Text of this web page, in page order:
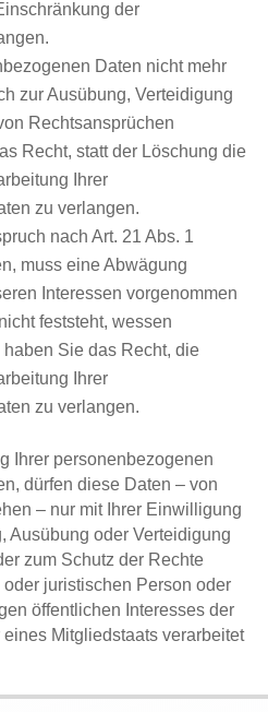
der
Daten nicht mehr
zur Ausübung, Verteidigung
Rechtsansprüchen
Recht, statt der Löschung die
Ihrer
zu verlangen.
nach Art. 21 Abs. 1
muss eine Abwägung
Interessen vorgenommen
feststeht, wessen
haben Sie das Recht, die
Ihrer
zu verlangen.
Ihrer personenbezogenen
dürfen diese Daten – von
– nur mit Ihrer Einwilligung
Ausübung oder Verteidigung
zum Schutz der Rechte
juristischen Person oder
öffentlichen Interesses der
Mitgliedstaats verarbeitet